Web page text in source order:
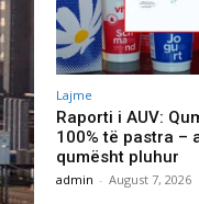
Lajme
Raporti i AUV:
100% të pastra –
qumësht pluhur
admin - August 7, 2026